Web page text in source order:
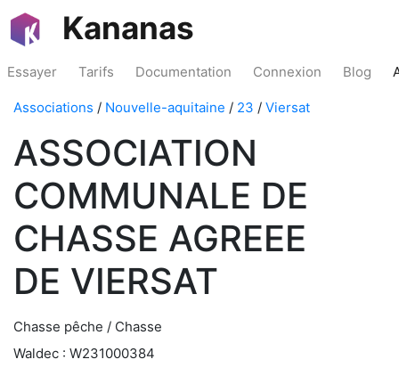
Kananas
Essayer Tarifs Documentation Connexion Blog
Associations / Nouvelle-aquitaine / 23 / Viersat
ASSOCIATION
COMMUNALE DE
CHASSE AGREEE
DE VIERSAT
Chasse pêche / Chasse
Waldec : W231000384